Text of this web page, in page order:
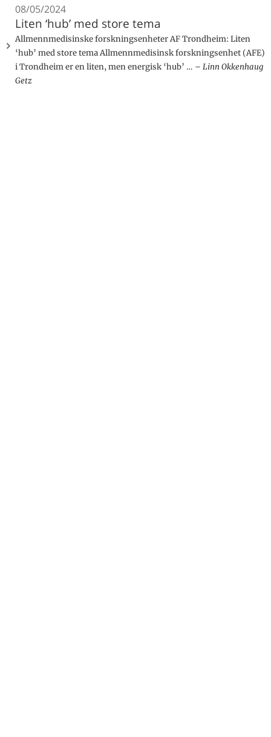
08/05/2024
Liten ‘hub’ med store tema
Allmennmedisinske forskningsenheter AF Trondheim: Liten
‘hub’ med store tema Allmennmedisinsk forskningsenhet (AFE)
i Trondheim er en liten, men energisk ‘hub’ …
Linn Okkenhaug
Getz